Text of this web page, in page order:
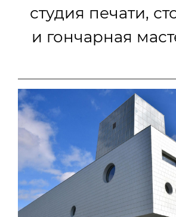
студия печати,
и гончарная